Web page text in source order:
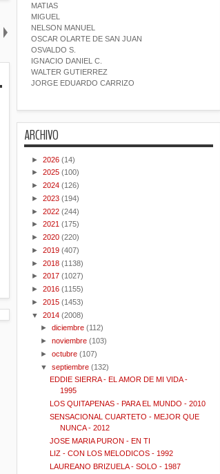
MATIAS
MIGUEL
NELSON MANUEL
OSCAR OLARTE DE SAN JUAN
OSVALDO S.
IGNACIO DANIEL C.
WALTER GUTIERREZ
JORGE EDUARDO CARRIZO
ARCHIVO
► 2026 (14)
► 2025 (100)
► 2024 (126)
► 2023 (194)
► 2022 (244)
► 2021 (175)
► 2020 (220)
► 2019 (407)
► 2018 (1138)
► 2017 (1027)
► 2016 (1155)
► 2015 (1453)
▼ 2014 (2008)
►diciembre (112)
►noviembre (103)
►octubre (107)
▼septiembre (132)
EDDIE SIERRA - EL AMOR DE MI VIDA -
1995
LOS QUITAPENAS - PARA EL MUNDO - 2010
SENSACIONAL CUARTETO - MEJOR QUE
NUNCA - 2012
JOSE MARIA PURON - EN TI
LIZ - CON LOS MELODICOS - 1992
LAUREANO BRIZUELA - SOLO - 1987